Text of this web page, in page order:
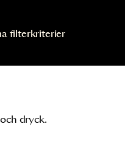
filterkriterier
dryck.